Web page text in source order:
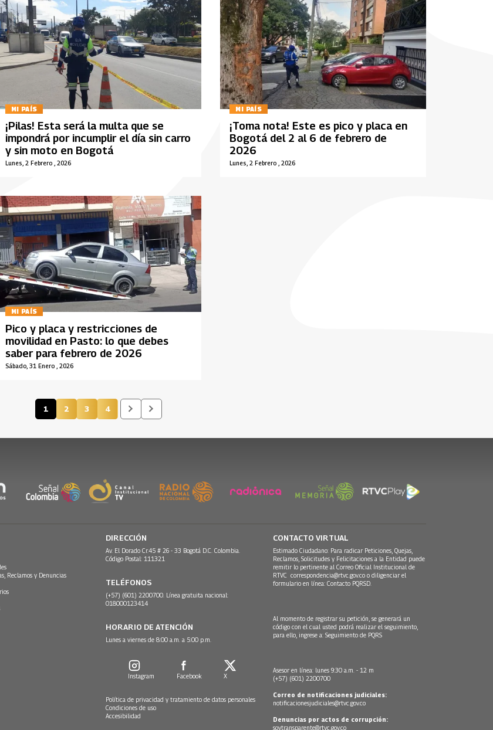
MI PAÍS
Lunes, 2 Febrero , 2026
¡Pilas! Esta será la multa que se
impondrá por incumplir el día sin carro
y sin moto en Bogotá
MI PAÍS
Lunes, 2 Febrero , 2026
¡Toma nota! Este es pico y placa en
Bogotá del 2 al 6 de febrero de
2026
MI PAÍS
Sábado, 31 Enero , 2026
Pico y placa y restricciones de
movilidad en Pasto: lo que debes
saber para febrero de 2026
Página actual
1 Página
2 Página
3 Página
4
Reclamos y Denuncias
DIRECCIÓN
Av. El Dorado Cr.45 # 26 - 33 Bogotá D.C. Colombia.
Código Postal: 111321
TELÉFONOS
(+57) (601) 2200700. Línea gratuita nacional:
018000123414
HORARIO DE ATENCIÓN
Lunes a viernes de 8:00 a.m. a 5:00 p.m.
Instagram Facebook X
Política de privacidad y tratamiento de datos personales
Condiciones de uso
Accesibilidad
CONTACTO VIRTUAL
Estimado Ciudadano: Para radicar Peticiones, Quejas,
Reclamos, Solicitudes y Felicitaciones a la Entidad puede
remitir lo pertinente al Correo Oficial Institucional de
RTVC correspondencia@rtvc.gov.co o diligenciar el
formulario en línea: Contacto PQRSD.
Al momento de registrar su petición, se generará un
código con el cual usted podrá realizar el seguimiento,
para ello, ingrese a: Seguimiento de PQRS
Asesor en línea: lunes 9:30 a.m. - 12 m
(+57) (601) 2200700
Correo de notificaciones judiciales:
notificacionesjudiciales@rtvc.gov.co
Denuncias por actos de corrupción:
soytransparente@rtvc.gov.co